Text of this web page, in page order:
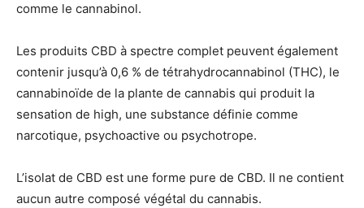
comme le cannabinol.
Les produits CBD à spectre complet peuvent également
contenir jusqu’à 0,6 % de tétrahydrocannabinol (THC), le
cannabinoïde de la plante de cannabis qui produit la
sensation de high, une substance définie comme
narcotique, psychoactive ou psychotrope.
L’isolat de CBD est une forme pure de CBD. Il ne contient
aucun autre composé végétal du cannabis.